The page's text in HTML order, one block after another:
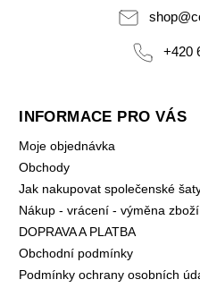
shop@
+420
INFORMACE PRO VÁS
Moje objednávka
Obchody
Jak nakupovat společenské
Nákup - vrácení - výměna zboží
DOPRAVA A PLATBA
Obchodní podmínky
Podmínky ochrany osobních